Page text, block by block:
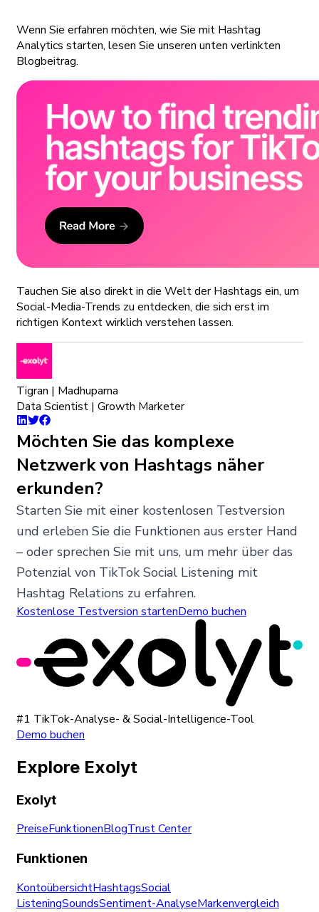
Wenn Sie erfahren möchten, wie Sie mit Hashtag
Analytics starten, lesen Sie unseren unten verlinkten
Blogbeitrag.
Tauchen Sie also direkt in die Welt der Hashtags ein, um
Social-Media-Trends zu entdecken, die sich erst im
richtigen Kontext wirklich verstehen lassen.
Tigran | Madhuparna
Data Scientist | Growth Marketer
Möchten Sie das komplexe
Netzwerk von Hashtags näher
erkunden?
Starten Sie mit einer kostenlosen Testversion
und erleben Sie die Funktionen aus erster Hand
– oder sprechen Sie mit uns, um mehr über das
Potenzial von TikTok Social Listening mit
Hashtag Relations zu erfahren.
Kostenlose Testversion startenDemo buchen
#1 TikTok-Analyse- & Social-Intelligence-Tool
Demo buchen
Explore Exolyt
Exolyt
PreiseFunktionenBlogTrust Center
Funktionen
KontoübersichtHashtagsSocial
ListeningSoundsSentiment-AnalyseMarkenvergleich